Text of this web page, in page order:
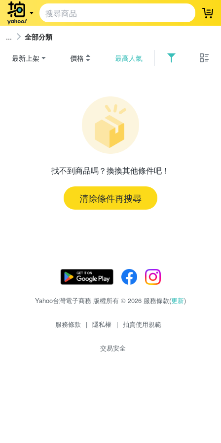
登
全部分類
最新上架 價格 最高人氣
找不到商品嗎？換換其他條件吧！
清除條件再搜尋
Yahoo台灣電子商務 版權所有 © 2026 服務條款(更新)
服務條款 | 隱私權 | 拍賣使用規範
交易安全